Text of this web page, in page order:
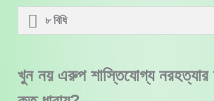
৮ বিধি
খুন নয় এরুপ শাস্তিযোগ্য নরহত্যার